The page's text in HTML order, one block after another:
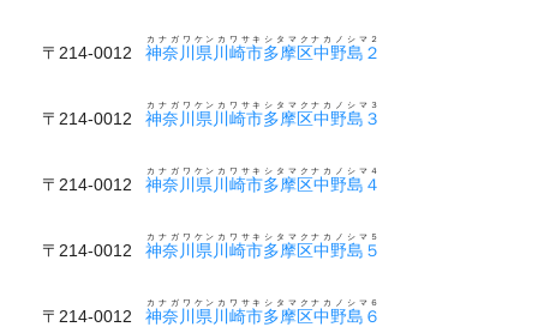
〒214-0012 神奈川県川崎市多摩区中野島２
カナガワケンカワサキシタマクナカノシマ２
〒214-0012 神奈川県川崎市多摩区中野島３
カナガワケンカワサキシタマクナカノシマ３
〒214-0012 神奈川県川崎市多摩区中野島４
カナガワケンカワサキシタマクナカノシマ４
〒214-0012 神奈川県川崎市多摩区中野島５
カナガワケンカワサキシタマクナカノシマ５
〒214-0012 神奈川県川崎市多摩区中野島６
カナガワケンカワサキシタマクナカノシマ６